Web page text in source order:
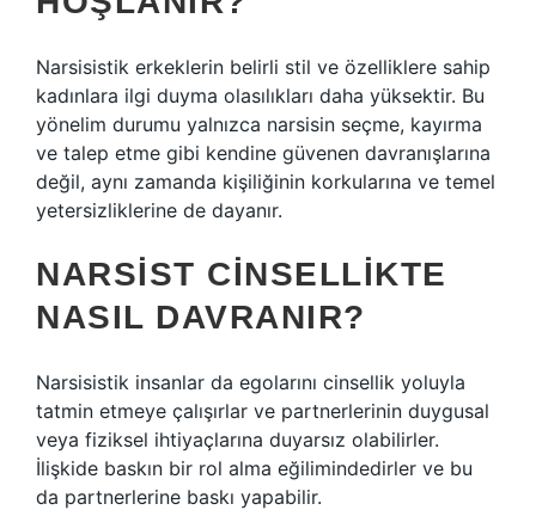
Narsisistik erkeklerin belirli stil ve özelliklere sahip
kadınlara ilgi duyma olasılıkları daha yüksektir. Bu
yönelim durumu yalnızca narsisin seçme, kayırma
ve talep etme gibi kendine güvenen davranışlarına
değil, aynı zamanda kişiliğinin korkularına ve temel
yetersizliklerine de dayanır.
NARSIST CINSELLIKTE
NASIL DAVRANIR?
Narsisistik insanlar da egolarını cinsellik yoluyla
tatmin etmeye çalışırlar ve partnerlerinin duygusal
veya fiziksel ihtiyaçlarına duyarsız olabilirler.
İlişkide baskın bir rol alma eğilimindedirler ve bu
da partnerlerine baskı yapabilir.